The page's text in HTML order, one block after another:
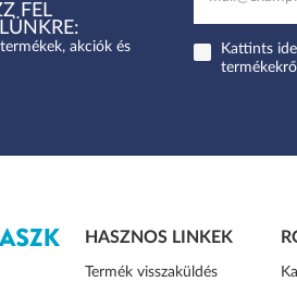
FEL
akciók és
Kattints
HASZNOS LINKEK
Termék visszaküldés